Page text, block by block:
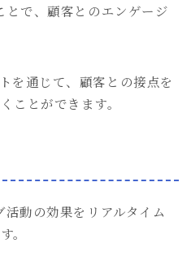
で、顧客とのエンゲージ
を通じて、顧客との接点を
ことができます。
動の効果をリアルタイム
。